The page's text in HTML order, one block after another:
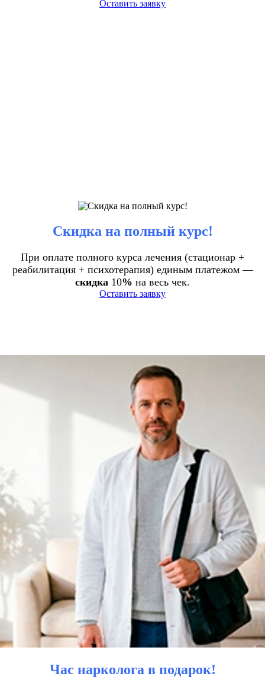
Оставить заявку
Скидка на полный курс!
При оплате полного курса лечения (стационар +
реабилитация + психотерапия) единым платежом —
скидка 10% на весь чек.
Оставить заявку
Час нарколога в подарок!